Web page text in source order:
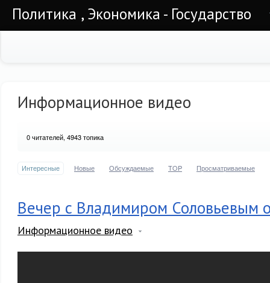
Политика , Экономика - Государство
Информационное видео
0читателей, 4943 топика
Интересные Новые Обсуждаемые TOP Просматриваемые
Вечер с Владимиром Соловьевым
Информационное видео